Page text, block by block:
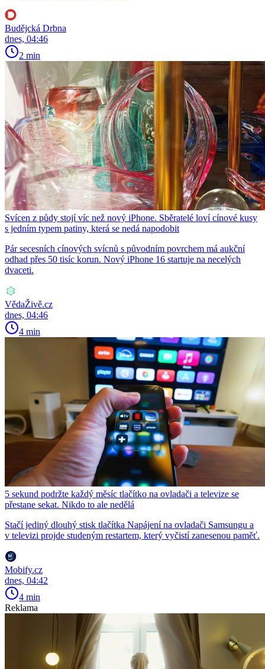
Budějcká Drbna
dnes, 04:46
2 min
Svícen z půdy stojí víc než nový iPhone. Sběratelé loví cínové kusy
s jedním typem patiny, která se nedá napodobit
Pár secesních cínových svícnů s původním povrchem má aukční
odhad přes 50 tisíc korun. Nový iPhone 16 startuje na necelých
dvaceti.
VědaŽivě.cz
dnes, 04:46
4 min
5 sekund podržte každý měsíc tlačítko na ovladači a televize se
přestane sekat. Nikdo to ale nedělá
Stačí jediný dlouhý stisk tlačítka Napájení na ovladači Samsungu a
v televizi projde studeným restartem, který vyčistí zanesenou paměť.
Mobify.cz
dnes, 04:42
4 min
Reklama